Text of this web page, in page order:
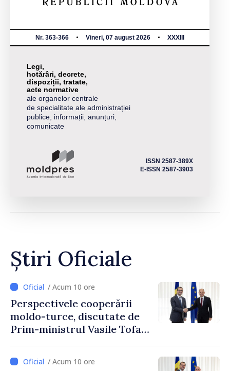
Nr. 363-366 Vineri, 07 august 2026 XXXIII
Legi,
hotărâri, decrete,
dispoziții, tratate,
acte normative
ale organelor centrale
de specialitate ale administrației
publice, informații, anunțuri,
comunicate
ISSN 2587-389X
E-ISSN 2587-3903
Știri Oficiale
/ Acum 10 ore
Perspectivele cooperării
moldo-turce, discutate de
Prim-ministrul Vasile Tofan
Uygar Mustafa Sertel
/ Acum 10 ore